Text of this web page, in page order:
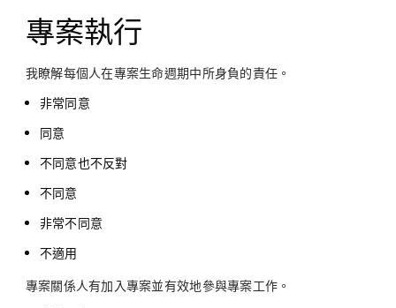
專案執行
我瞭解每個人在專案生命週期中所身負的責任。
非常同意
同意
不同意也不反對
不同意
非常不同意
不適用
專案關係人有加入專案並有效地參與專案工作。